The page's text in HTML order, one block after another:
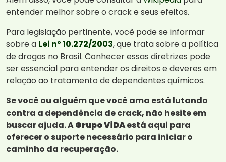
entender melhor sobre o crack e seus efeitos.
Para legislação pertinente, você pode se informar
sobre a Lei nº 10.272/2003, que trata sobre a política
de drogas no Brasil. Conhecer essas diretrizes pode
ser essencial para entender os direitos e deveres em
relação ao tratamento de dependentes químicos.
Se você ou alguém que você ama está lutando
contra a dependência de crack, não hesite em
buscar ajuda. AGrupo ViDAestá aqui para
oferecer o suporte necessário para iniciar o
caminho da recuperação.